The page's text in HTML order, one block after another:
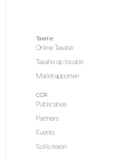
Taxatie
Online Taxatie
Taxatie op locatie
Marktrapporten
CCR
Publicaties
Partners
Events
Solliciteren